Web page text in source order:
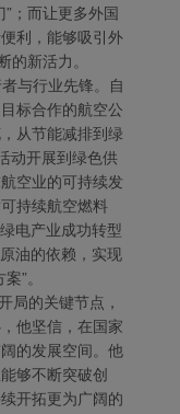
；而让更多外国
利，能够吸引外
的新活力。
与行业先锋。自
标合作的航空公
从节能减排到绿
动开展到绿色供
空业的可持续发
持续航空燃料
电产业成功转型
油的依赖，实现
”。
局的关键节点，
他坚信，在国家
的发展空间。他
够不断突破创
开拓更为广阔的